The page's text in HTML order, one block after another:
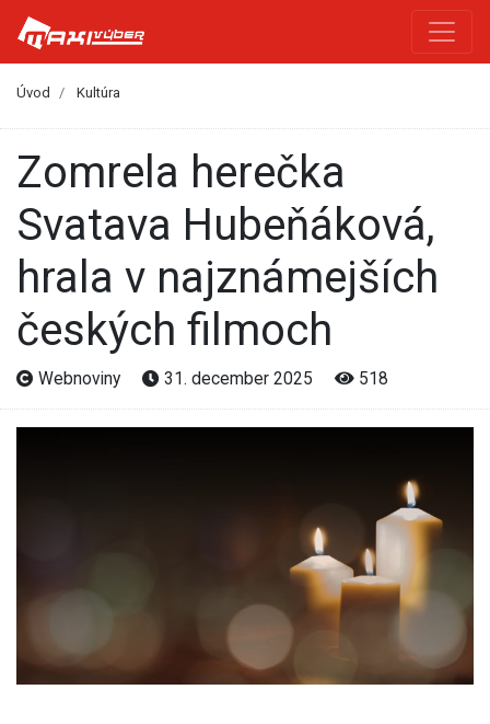
Úvod Kultúra
Zomrela herečka
Svatava Hubeňáková,
hrala v najznámejších
českých filmoch
Webnoviny 31. december 2025 518